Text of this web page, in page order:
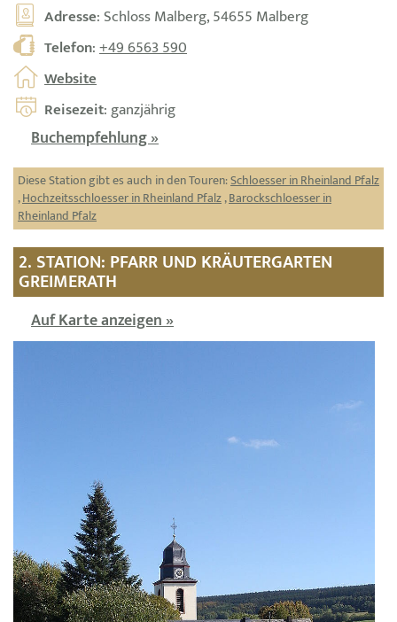
Adresse: Schloss Malberg, 54655 Malberg
Telefon:+49 6563 590
Website
Reisezeit: ganzjährig
Buchempfehlung »
Diese Station gibt es auch in den Touren:Schloesser in Rheinland Pfalz
,Hochzeitsschloesser in Rheinland Pfalz,Barockschloesser in
Rheinland Pfalz
2. STATION: PFARR UND KRÄUTERGARTEN
GREIMERATH
Auf Karte anzeigen »